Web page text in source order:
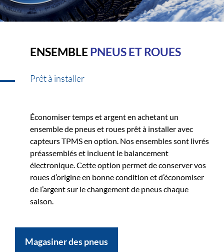
ENSEMBLEPNEUS ET ROUES
Prêt à installer
Économiser temps et argent en achetant un
ensemble de pneus et roues prêt à installer avec
capteurs TPMS en option. Nos ensembles sont livrés
préassemblés et incluent le balancement
électronique. Cette option permet de conserver vos
roues d’origine en bonne condition et d’économiser
de l’argent sur le changement de pneus chaque
saison.
Magasiner des pneus